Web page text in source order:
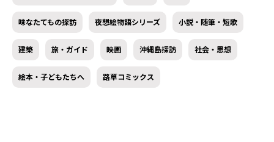
味なたてもの探訪 夜想絵物語シリーズ 小説・随筆・短歌
建築 旅・ガイド 映画 沖縄島探訪 社会・思想
絵本・子どもたちへ 路草コミックス